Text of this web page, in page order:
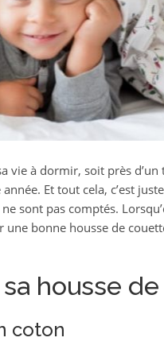
vie à dormir, soit près
Et tout cela, c’est
sont pas comptés.
bonne housse de
housse
coton